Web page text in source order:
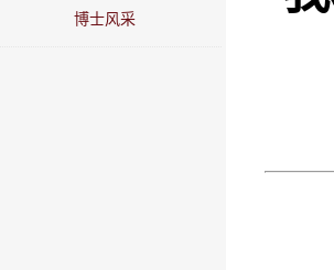
博士风采